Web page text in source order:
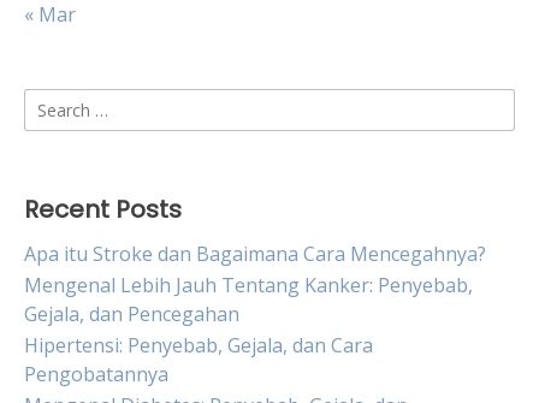
« Mar
Search
for:
Recent Posts
Apa itu Stroke dan Bagaimana Cara Mencegahnya?
Mengenal Lebih Jauh Tentang Kanker: Penyebab,
Gejala, dan Pencegahan
Hipertensi: Penyebab, Gejala, dan Cara
Pengobatannya